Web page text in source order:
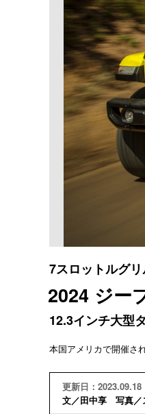
7スロットルグ
2024 ジー
12.3インチ大型
本国アメリカで開催さ
更新日：2023.09.18
文／田中享 写真／